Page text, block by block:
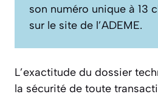
son numéro unique à 13
sur le site de l’ADEME.
L’exactitude du dossier
la sécurité de toute